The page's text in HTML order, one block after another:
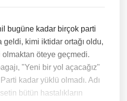
bugüne kadar birçok parti
geldi, kimi iktidar ortağı oldu,
öteye geçmedi.
"Yeni bir yol açacağız"
kadar yüklü olmadı. Adı
bütün hastalıkların